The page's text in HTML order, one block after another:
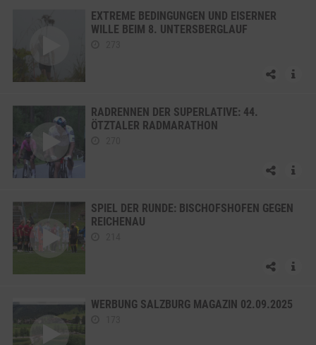
EXTREME BEDINGUNGEN UND EISERNER
WILLE BEIM 8. UNTERSBERGLAUF
RADRENNEN DER SUPERLATIVE: 44.
ÖTZTALER RADMARATHON
SPIEL DER RUNDE: BISCHOFSHOFEN GEGEN
REICHENAU
WERBUNG SALZBURG MAGAZIN 02.09.2025